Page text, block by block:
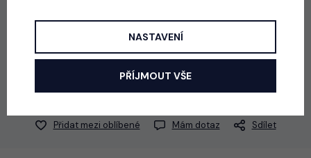
Doprava již od 59 Kč
středa 12. 8.
Možnosti dopravy
Doprava již od 5 €
Přidat mezi oblíbené Mám dotaz Sdílet
NASTAVENÍ
PŘÍJMOUT VŠE